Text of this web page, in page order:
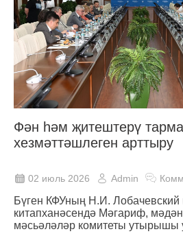
Фән һәм җитештерү
хезмәттәшлеген арттыру
02 июль 2026 Admin
Бүген КФУның Н.И.
китапханәсендә Мәгариф,
мәсьәләләр комитеты утырышы